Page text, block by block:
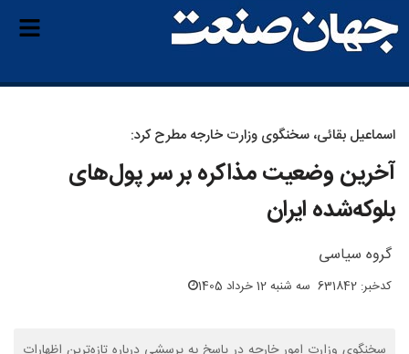
اسماعیل بقائی، سخنگوی وزارت خارجه مطرح کرد:
آخرین وضعیت مذاکره بر سر پول‌های
بلوکه‌شده ایران
گروه سیاسی
کدخبر: 631842 سه شنبه 12 خرداد 1405